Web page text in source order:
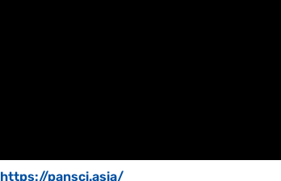
https://pansci.asia/